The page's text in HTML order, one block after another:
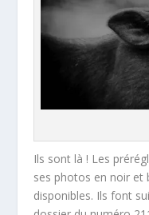
Ils sont là ! Les
ses photos en noir et
disponibles. Ils font